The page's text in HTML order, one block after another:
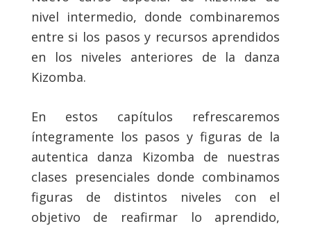
nivel intermedio, donde combinaremos
entre si los pasos y recursos aprendidos
en los niveles anteriores de la danza
Kizomba.
En estos capítulos refrescaremos
íntegramente los pasos y figuras de la
autentica danza Kizomba de nuestras
clases presenciales donde combinamos
figuras de distintos niveles con el
objetivo de reafirmar lo aprendido,